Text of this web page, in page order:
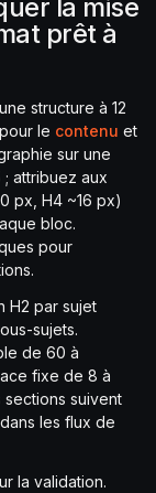
la mise
prêt à
structure à 12
le contenu et
sur une
; attribuez aux
px, H4 ~16 px)
bloc.
pour
H2 par sujet
sujets.
de 60 à
fixe de 8 à
sections suivent
les flux de
la validation.